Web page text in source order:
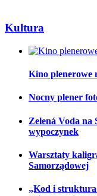
Kultura
Kino plenerowe
Nocny plener
Zelená Voda na
wypoczynek
Warsztaty
Samorządowej
„Kod i